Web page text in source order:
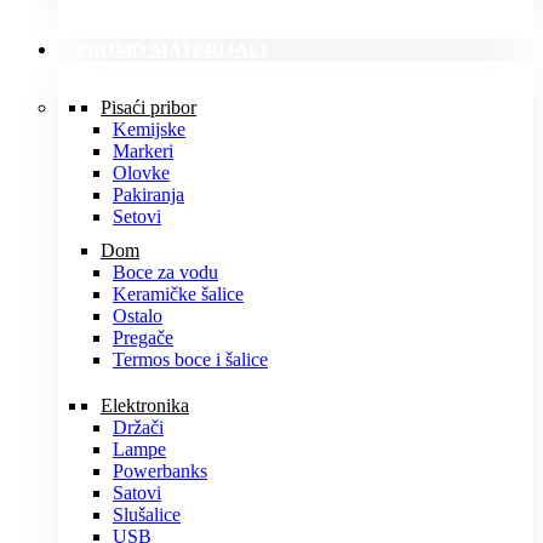
Pisaći pribor
Kemijske
Markeri
Olovke
Pakiranja
Setovi
Dom
Boce za vodu
Keramičke šalice
Ostalo
Pregače
Termos boce i šalice
Elektronika
Držači
Lampe
Powerbanks
Satovi
Slušalice
USB